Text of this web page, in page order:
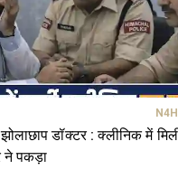
डॉक्टर : क्लीनिक में
ने पकड़ा